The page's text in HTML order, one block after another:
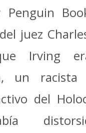
Penguin
juez
Irving
un
del